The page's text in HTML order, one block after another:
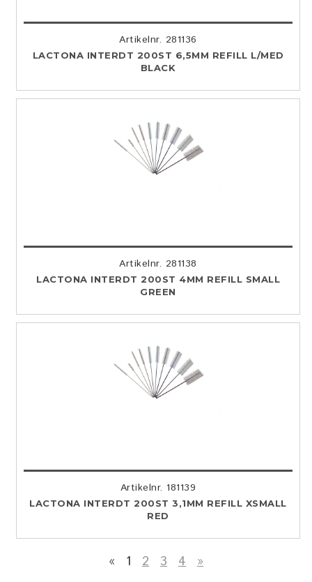
Artikelnr. 281136
LACTONA INTERDT 200ST 6,5MM REFILL L/MED
BLACK
Artikelnr. 281138
LACTONA INTERDT 200ST 4MM REFILL SMALL
GREEN
Artikelnr. 181139
LACTONA INTERDT 200ST 3,1MM REFILL XSMALL
RED
« 1 2 3 4 »